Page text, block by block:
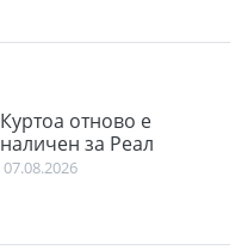
Куртоа отново е
наличен за Реал
07.08.2026